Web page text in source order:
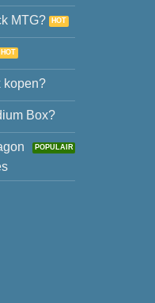
MTG?
kopen?
Box?